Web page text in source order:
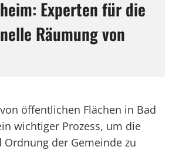
Experten für die
Räumung von
öffentlichen Flächen in Bad
wichtiger Prozess, um die
Ordnung der Gemeinde zu